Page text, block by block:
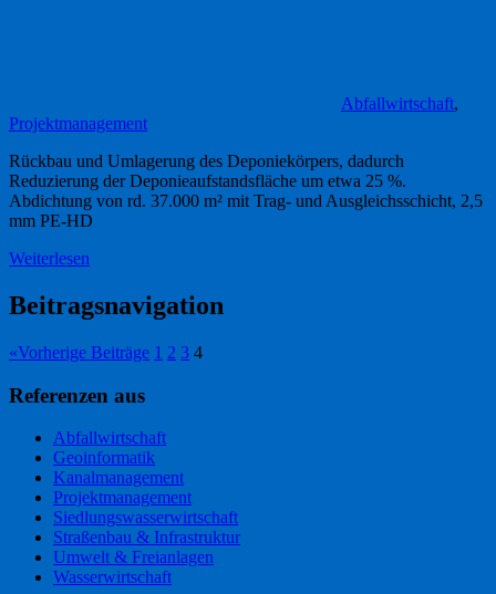
Abfallwirtschaft,
Projektmanagement
Rückbau und Umlagerung des Deponiekörpers, dadurch
Reduzierung der Deponieaufstandsfläche um etwa 25 %.
Abdichtung von rd. 37.000 m² mit Trag- und Ausgleichsschicht, 2,5
mm PE-HD
Weiterlesen
Beitragsnavigation
«Vorherige Beiträge 1 2 3 4
Referenzen aus
Abfallwirtschaft
Geoinformatik
Kanalmanagement
Projektmanagement
Siedlungswasserwirtschaft
Straßenbau & Infrastruktur
Umwelt & Freianlagen
Wasserwirtschaft